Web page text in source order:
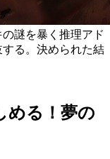
謎を暴く推理アド
る。決められた結
める！夢の